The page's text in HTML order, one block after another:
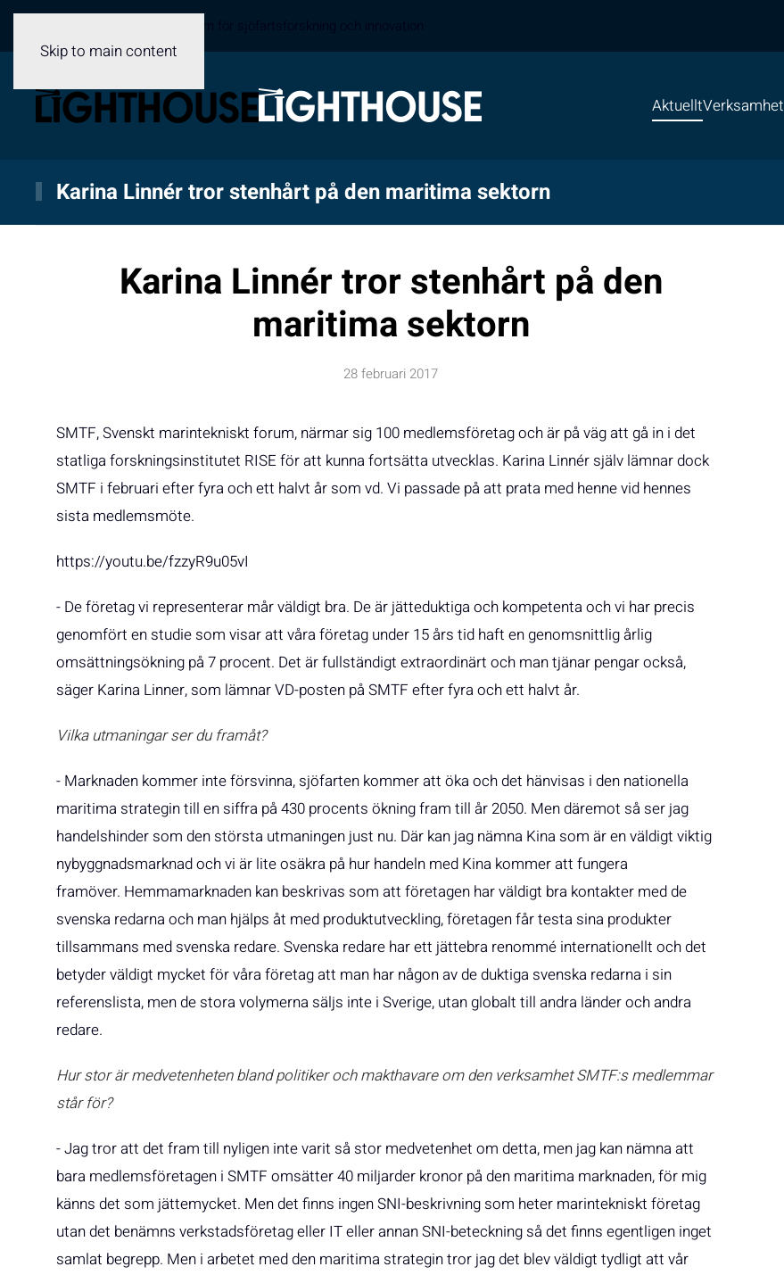
Skip to main content
AktuelltVerksamhet
Karina Linnér tror stenhårt på den maritima sektorn
Karina Linnér tror stenhårt på den
maritima sektorn
28 februari 2017
SMTF, Svenskt marintekniskt forum, närmar sig 100 medlemsföretag och är på väg att gå in i det
statliga forskningsinstitutet RISE för att kunna fortsätta utvecklas. Karina Linnér själv lämnar dock
SMTF i februari efter fyra och ett halvt år som vd. Vi passade på att prata med henne vid hennes
sista medlemsmöte.
https://youtu.be/fzzyR9u05vI
- De företag vi representerar mår väldigt bra. De är jätteduktiga och kompetenta och vi har precis
genomfört en studie som visar att våra företag under 15 års tid haft en genomsnittlig årlig
omsättningsökning på 7 procent. Det är fullständigt extraordinärt och man tjänar pengar också,
säger Karina Linner, som lämnar VD-posten på SMTF efter fyra och ett halvt år.
Vilka utmaningar ser du framåt?
- Marknaden kommer inte försvinna, sjöfarten kommer att öka och det hänvisas i den nationella
maritima strategin till en siffra på 430 procents ökning fram till år 2050. Men däremot så ser jag
handelshinder som den största utmaningen just nu. Där kan jag nämna Kina som är en väldigt viktig
nybyggnadsmarknad och vi är lite osäkra på hur handeln med Kina kommer att fungera
framöver. Hemmamarknaden kan beskrivas som att företagen har väldigt bra kontakter med de
svenska redarna och man hjälps åt med produktutveckling, företagen får testa sina produkter
tillsammans med svenska redare. Svenska redare har ett jättebra renommé internationellt och det
betyder väldigt mycket för våra företag att man har någon av de duktiga svenska redarna i sin
referenslista, men de stora volymerna säljs inte i Sverige, utan globalt till andra länder och andra
redare.
Hur stor är medvetenheten bland politiker och makthavare om den verksamhet SMTF:s medlemmar
står för?
- Jag tror att det fram till nyligen inte varit så stor medvetenhet om detta, men jag kan nämna att
bara medlemsföretagen i SMTF omsätter 40 miljarder kronor på den maritima marknaden, för mig
känns det som jättemycket. Men det finns ingen SNI-beskrivning som heter marintekniskt företag
utan det benämns verkstadsföretag eller IT eller annan SNI-beteckning så det finns egentligen inget
samlat begrepp. Men i arbetet med den maritima strategin tror jag det blev väldigt tydligt att vår